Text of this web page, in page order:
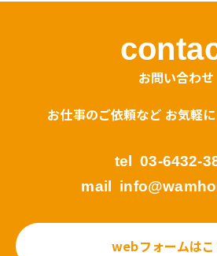
お問い合わせ
お仕事のご依頼など お気軽
tel
03-6432-
mail
webフォームはこ